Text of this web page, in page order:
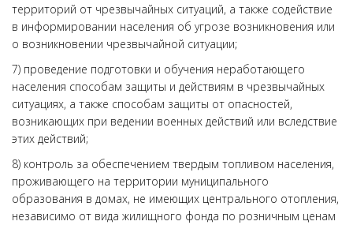
территорий от чрезвычайных ситуаций, а также содействие
в информировании населения об угрозе возникновения или
о возникновении чрезвычайной ситуации;
7) проведение подготовки и обучения неработающего
населения способам защиты и действиям в чрезвычайных
ситуациях, а также способам защиты от опасностей,
возникающих при ведении военных действий или вследствие
этих действий;
8) контроль за обеспечением твердым топливом населения,
проживающего на территории муниципального
образования в домах, не имеющих центрального отопления,
независимо от вида жилищного фонда по розничным ценам